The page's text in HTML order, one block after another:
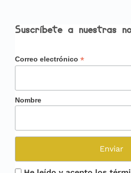
Suscríbete a nuestras
Correo electrónico *
Nombre